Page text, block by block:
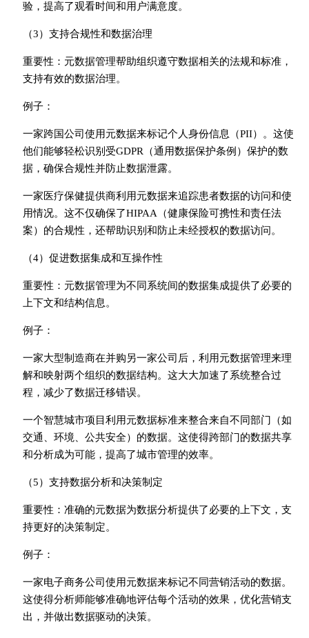
验，提高了观看时间和用户满意度。
（3）支持合规性和数据治理
重要性：元数据管理帮助组织遵守数据相关的法规和标准，
支持有效的数据治理。
例子：
一家跨国公司使用元数据来标记个人身份信息（PII）。这使
他们能够轻松识别受GDPR（通用数据保护条例）保护的数
据，确保合规性并防止数据泄露。
一家医疗保健提供商利用元数据来追踪患者数据的访问和使
用情况。这不仅确保了HIPAA（健康保险可携性和责任法
案）的合规性，还帮助识别和防止未经授权的数据访问。
（4）促进数据集成和互操作性
重要性：元数据管理为不同系统间的数据集成提供了必要的
上下文和结构信息。
例子：
一家大型制造商在并购另一家公司后，利用元数据管理来理
解和映射两个组织的数据结构。这大大加速了系统整合过
程，减少了数据迁移错误。
一个智慧城市项目利用元数据标准来整合来自不同部门（如
交通、环境、公共安全）的数据。这使得跨部门的数据共享
和分析成为可能，提高了城市管理的效率。
（5）支持数据分析和决策制定
重要性：准确的元数据为数据分析提供了必要的上下文，支
持更好的决策制定。
例子：
一家电子商务公司使用元数据来标记不同营销活动的数据。
这使得分析师能够准确地评估每个活动的效果，优化营销支
出，并做出数据驱动的决策。